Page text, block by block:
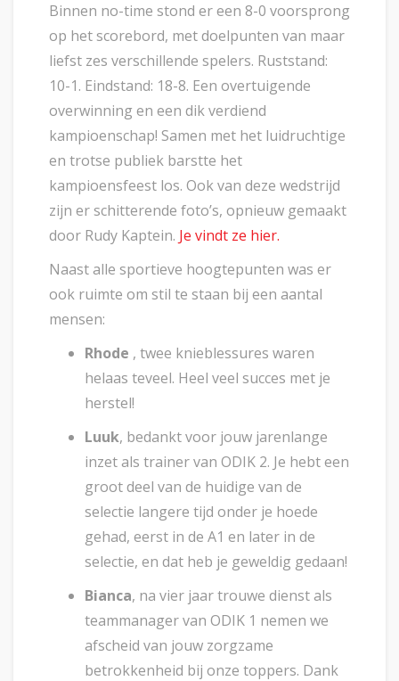
Binnen no-time stond er een 8-0 voorsprong
op het scorebord, met doelpunten van maar
liefst zes verschillende spelers. Ruststand:
10-1. Eindstand: 18-8. Een overtuigende
overwinning en een dik verdiend
kampioenschap! Samen met het luidruchtige
en trotse publiek barstte het
kampioensfeest los. Ook van deze wedstrijd
zijn er schitterende foto’s, opnieuw gemaakt
door Rudy Kaptein. Je vindt ze hier.
Naast alle sportieve hoogtepunten was er
ook ruimte om stil te staan bij een aantal
mensen:
Rhode , twee knieblessures waren
helaas teveel. Heel veel succes met je
herstel!
Luuk, bedankt voor jouw jarenlange
inzet als trainer van ODIK 2. Je hebt een
groot deel van de huidige van de
selectie langere tijd onder je hoede
gehad, eerst in de A1 en later in de
selectie, en dat heb je geweldig gedaan!
Bianca, na vier jaar trouwe dienst als
teammanager van ODIK 1 nemen we
afscheid van jouw zorgzame
betrokkenheid bij onze toppers. Dank